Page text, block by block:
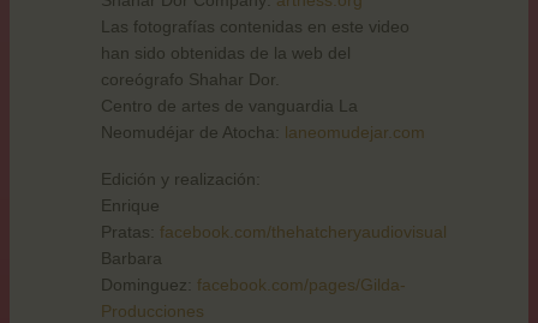
Las fotografías contenidas en este video
han sido obtenidas de la web del
coreógrafo Shahar Dor.
Centro de artes de vanguardia La
Neomudéjar de Atocha: laneomudejar.com
Edición y realización:
Enrique
Pratas: facebook.com/thehatcheryaudiovisual
Barbara
Dominguez: facebook.com/pages/Gilda-
Producciones